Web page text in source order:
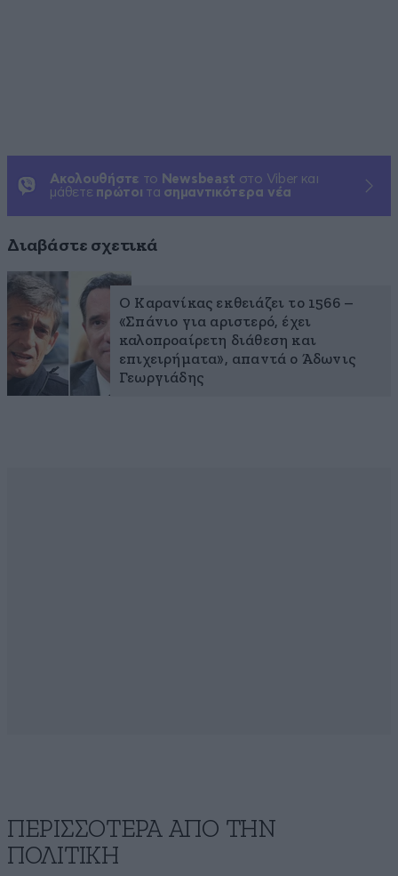
Ακολουθήστε το Newsbeast στο Viber και
μάθετε πρώτοι τα σημαντικότερα νέα
Διαβάστε σχετικά
Ο Καρανίκας εκθειάζει το 1566 –
«Σπάνιο για αριστερό, έχει
καλοπροαίρετη διάθεση και
επιχειρήματα», απαντά ο Άδωνις
Γεωργιάδης
ΠΕΡΙΣΣΟΤΕΡΑ ΑΠΟ ΤΗΝ
ΠΟΛΙΤΙΚΗ